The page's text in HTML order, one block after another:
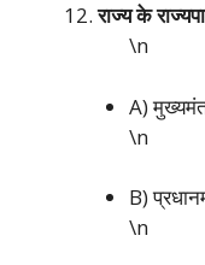
राज्य के
\n
A)
\n
B)
\n